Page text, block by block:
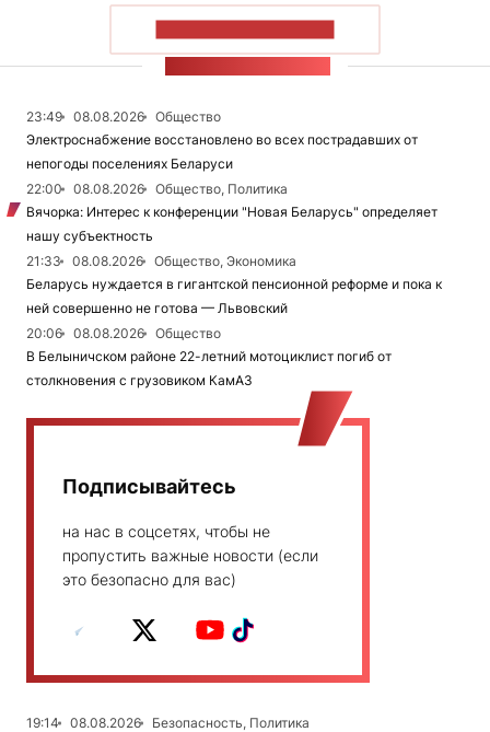
23:49 08.08.2026
Общество
Электроснабжение восстановлено во всех пострадавших от
непогоды поселениях Беларуси
22:00
08.08.2026
Общество, Политика
Вячорка: Интерес к конференции "Новая Беларусь" определяет
нашу субъектность
21:33
08.08.2026
Общество, Экономика
Беларусь нуждается в гигантской пенсионной реформе и пока к
ней совершенно не готова — Львовский
20:06
08.08.2026
Общество
В Белыничском районе 22-летний мотоциклист погиб от
столкновения с грузовиком КамАЗ
Подписывайтесь
на нас в соцсетях, чтобы не
пропустить важные новости (если
это безопасно для вас)
19:14 08.08.2026
Безопасность, Политика